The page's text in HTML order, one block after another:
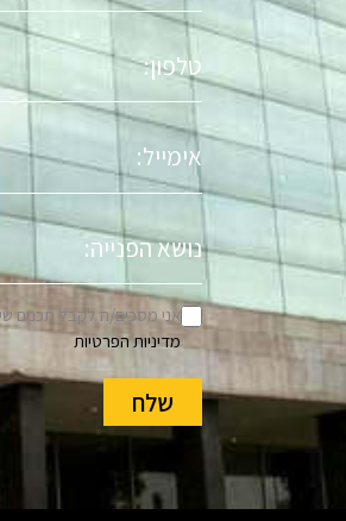
טלפון
אימייל
הפניה
אני מסכים/ה לקבל תכנים
מדיניות הפרטיות
שלח